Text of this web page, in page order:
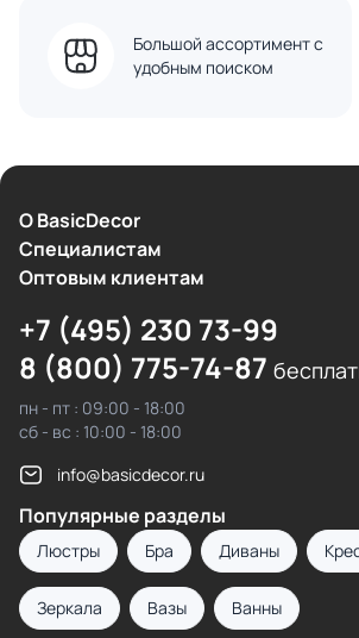
Большой ассортимент с
удобным поиском
О BasicDecor
Cпециалистам
Оптовым клиентам
+7 (495) 230 73-99
8 (800) 775-74-87
пн - пт : 09:00 - 18:00
сб - вс : 10:00 - 18:00
info@basicdecor.ru
Популярные разделы
Люстры Бра Диваны
Зеркала Вазы Ванны